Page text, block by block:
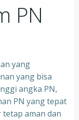
PN
yang
yang bisa
angka PN,
PN yang tepat
aman dan